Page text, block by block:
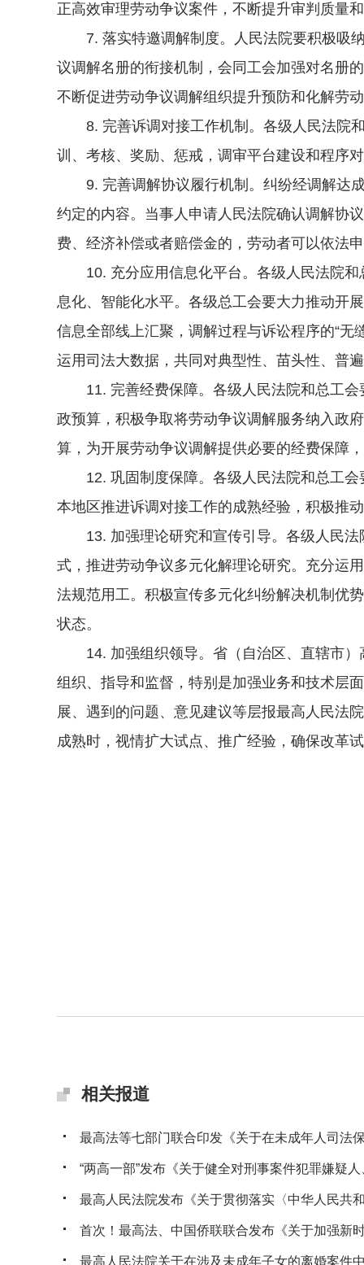
正高效审理劳动争议案件，不断提升审判质量
7. 落实特邀调解制度。人民法院要积极吸纳
议调解名册的衔接机制，会同工会加强对名册
不断促进劳动争议调解组织提升预防和化解劳
8. 完善诉调对接工作机制。各级人民法院和
训、考核、奖励、惩戒，调审平台建设和程序
9. 完善调解协议履行机制。纠纷经调解达成
约定的内容。当事人申请人民法院确认调解协
费、经济补偿或者赔偿金的，劳动者可以依法
10. 充分应用信息化平台。各级人民法院和
息化、智能化水平。各级总工会要大力推动开
信息全部线上汇聚，调解过程与诉讼程序的“
运用司法大数据，共同对典型性、苗头性、普
11. 完善经费保障。各级人民法院和总工会
政预算，积极争取将劳动争议调解服务纳入政
算，为开展劳动争议调解提供必要的经费保障
12. 巩固制度保障。各级人民法院和总工会
本地区推进诉调对接工作的成熟经验，积极推
13. 加强理论研究和宣传引导。各级人民法
式，推进劳动争议多元化解理论研究。充分运
法规范用工。积极宣传多元化纠纷解决机制优
状态。
14. 加强组织领导。省（自治区、直辖市）
组织、指导和监督，特别是加强业务和技术层
展、遇到的问题、意见建议等层报最高人民法
成熟时，视情扩大试点、推广经验，确保改革
相关报道
最高法等七部门联合印发《关于在未成年人司法
“两高一部”发布《关于健全对刑事案件犯罪嫌疑
最高人民法院发布《关于贯彻落实〈中华人民共
首次！最高法、中国侨联联合发布《关于加强新
最高人民法院关于在涉及未成年子女的离婚案件